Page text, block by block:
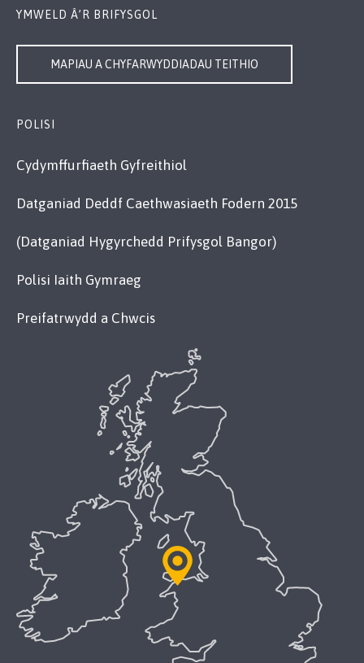
YMWELD Â’R BRIFYSGOL
MAPIAU A CHYFARWYDDIADAU TEITHIO
POLISI
Cydymffurfiaeth Gyfreithiol
Datganiad Deddf Caethwasiaeth Fodern 2015
(Datganiad Hygyrchedd Prifysgol Bangor)
Polisi Iaith Gymraeg
Preifatrwydd a Chwcis